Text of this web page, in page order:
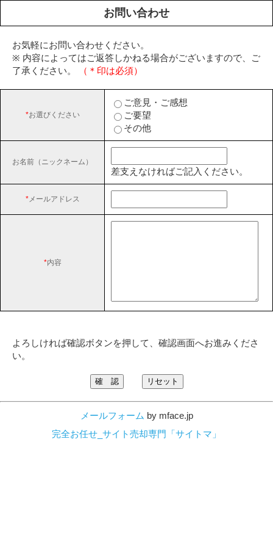
お問い合わせ
お気軽にお問い合わせください。
※ 内容によってはご返答しかねる場合がございますので、ご
了承ください。
（＊印は必須）
*お選びください
ご意見・ご感想
ご要望
その他
お名前（ニックネーム）
差支えなければご記入ください。
*メールアドレス
*内容
よろしければ確認ボタンを押して、確認画面へお進みくださ
い。
メールフォーム by mface.jp
完全お任せ_サイト売却専門「サイトマ」